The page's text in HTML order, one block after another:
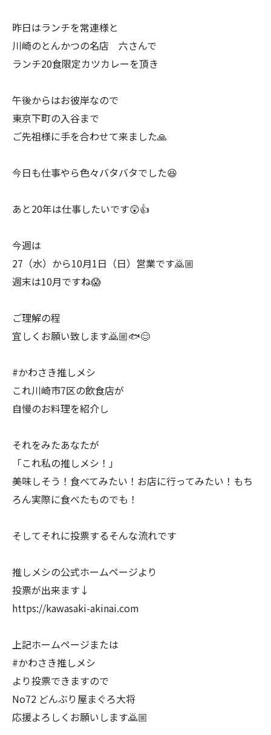
昨日はランチを常連様と
川崎のとんかつの名店 六さんで
ランチ20食限定カツカレーを頂き
午後からはお彼岸なので
東京下町の入谷まで
ご先祖様に手を合わせて来ました🙏
今日も仕事やら色々バタバタでした😆
あと20年は仕事したいです😲👍
今週は
27（水）から10月1日（日）営業です🙇🏼
週末は10月ですね😱
ご理解の程
宜しくお願い致します🙇🏼🐟😊
#かわさき推しメシ
これ川崎市7区の飲食店が
自慢のお料理を紹介し
それをみたあなたが
「これ私の推しメシ！」
美味しそう！食べてみたい！お店に行ってみたい！もち
ろん実際に食べたものでも！
そしてそれに投票するそんな流れです
推しメシの公式ホームページより
投票が出来ます↓
https://kawasaki-akinai.com
上記ホームページまたは
#かわさき推しメシ
より投票できますので
No72 どんぶり屋まぐろ大将
応援よろしくお願いします🙇🏼